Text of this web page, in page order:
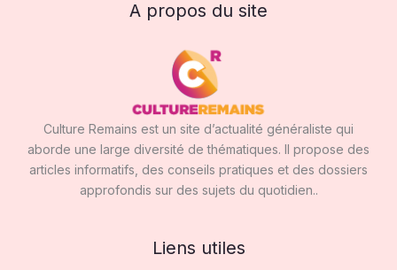
A propos du site
Culture Remains est un site d’actualité généraliste qui
aborde une large diversité de thématiques. Il propose des
articles informatifs, des conseils pratiques et des dossiers
approfondis sur des sujets du quotidien..
Liens utiles